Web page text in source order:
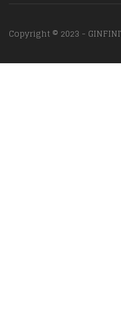
Copyright © 2023 -